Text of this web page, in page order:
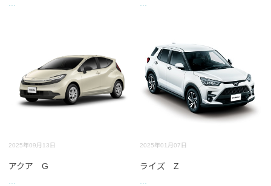
2025年09月13日
アクア G
2025年01月07日
ライズ Z